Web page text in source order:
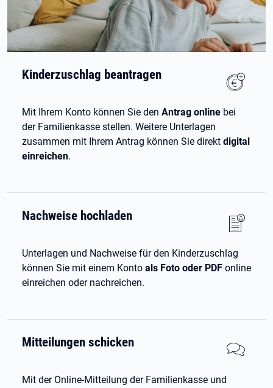
Kinderzuschlag beantragen
Mit Ihrem Konto können Sie den Antrag online bei
der Familienkasse stellen. Weitere Unterlagen
zusammen mit Ihrem Antrag können Sie direkt digital
einreichen.
Nachweise hochladen
Unterlagen und Nachweise für den Kinderzuschlag
können Sie mit einem Konto als Foto oder PDF online
einreichen oder nachreichen.
Mitteilungen schicken
Mit der Online-Mitteilung der Familienkasse und